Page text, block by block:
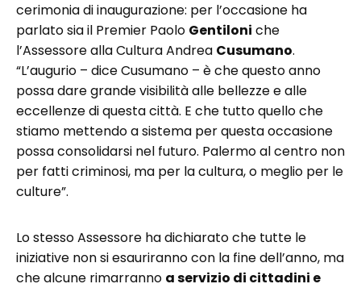
cerimonia di inaugurazione: per l’occasione ha
parlato sia il Premier Paolo Gentiloni che
l’Assessore alla Cultura Andrea Cusumano.
“L’augurio – dice Cusumano – è che questo anno
possa dare grande visibilità alle bellezze e alle
eccellenze di questa città. E che tutto quello che
stiamo mettendo a sistema per questa occasione
possa consolidarsi nel futuro. Palermo al centro non
per fatti criminosi, ma per la cultura, o meglio per le
culture”.
Lo stesso Assessore ha dichiarato che tutte le
iniziative non si esauriranno con la fine dell’anno, ma
che alcune rimarranno a servizio di cittadini e